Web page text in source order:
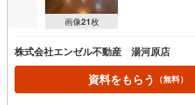
マ
イ
画像21枚
株式会社エンゼル不動産 湯河原店
資料をもらう （無料）